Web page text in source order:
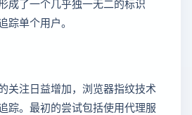
踪单个用户。
关注日益增加，浏览器指纹技术
踪。最初的尝试包括使用代理服